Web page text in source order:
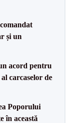
și un
acord pentru
carcaselor de
Poporului
în această